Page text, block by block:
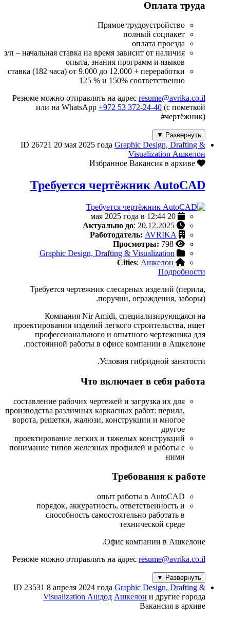
Оплата труда
Прямое трудоустройство
полный соцпакет
оплата проезда
з/п – начальная ставка на время зависит от наличия
опыта, знания программ и языков
ставка (182 часа) от 9.000 до 12.000 + переработки
125 % и 150% соответственно
Резюме можно отправлять на адрес resume@avrika.co.il
или на WhatsApp +972 53 372-24-40 (с пометкой
#чертёжник)
Развернуть ▼
ID 26721 20 мая 2025 года Graphic Design, Drafting &
Visualization Ашкелон
Вакансия в архиве
Требуется чертёжник AutoCAD
Актуально до: 20.12.2025
Работодатель: AVRIKA
Просмотры: 798
Graphic Design, Drafting & Visualization
Cities: Ашкелон
Подробности
Требуется чертежник слесарных изделий (перила,
поручни, ограждения, заборы).
Компания Nir Amidi, специализирующаяся на
проектировании изделий легкого строительства, ищет
профессионального и опытного чертежника для
постоянной работы в офисе компании в Ашкелоне.
Условия гибридной занятости.
Что включает в себя работа
составление рабочих чертежей и загрузка их для
производства различных каркасных работ: перила,
ворота, решетки, жалюзи, конструкции и многое
другое
проектирование легких и тяжелых конструкций
понимание типов железных профилей и работы с
ними
Требования к работе
опыт работы в AutoCAD
порядок, аккуратность, ответственность и
способность самостоятельно работать в
технической среде
Офис компании в Ашкелоне.
Резюме можно отправлять на адрес resume@avrika.co.il
Развернуть ▼
ID 23531 8 апреля 2024 года Graphic Design, Drafting &
Visualization Ашдод Ашкелон и другие города
Вакансия в архиве